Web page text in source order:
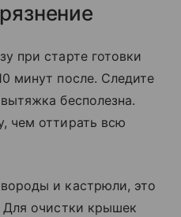
при старте готовки
минут после. Следите
бесполезна.
чем оттирать всю
и кастрюли, это
очистки крышек